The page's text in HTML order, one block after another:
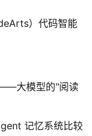
）代码智能
大模型的"阅读
记忆系统比较